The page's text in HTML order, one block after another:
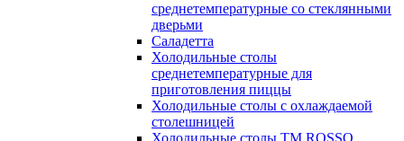
среднетемпературные со стеклянными
дверьми
Саладетта
Холодильные столы
среднетемпературные для
приготовления пиццы
Холодильные столы с охлаждаемой
столешницей
Холодильные столы ТМ ROSSO